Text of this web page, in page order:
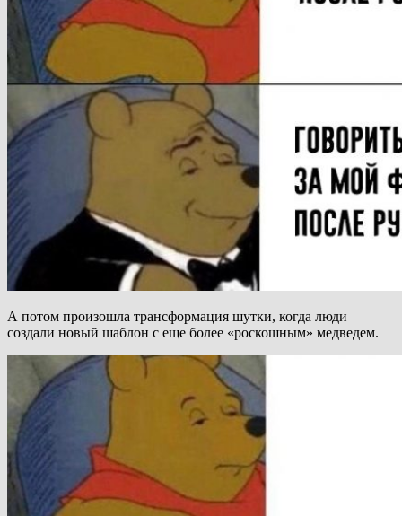
А потом произошла трансформация шутки, когда люди
создали новый шаблон с еще более «роскошным» медведем.